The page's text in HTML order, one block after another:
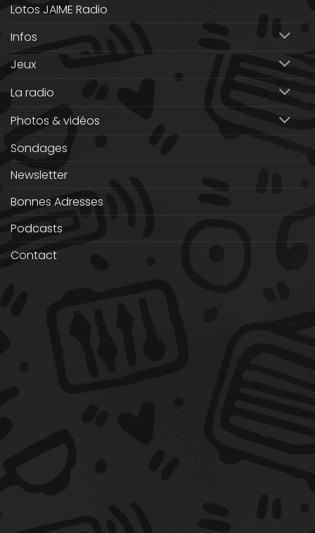
Lotos JAIME Radio
Infos
Jeux
La radio
Photos & vidéos
Sondages
Newsletter
Bonnes Adresses
Podcasts
Contact